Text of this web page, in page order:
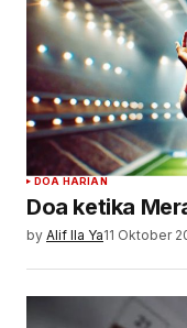
DOA HARIAN
Doa ketika
by Alif Ila Ya11 Oktober